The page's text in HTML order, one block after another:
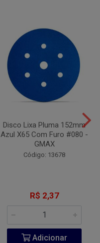
Disco Lixa Pluma 152mm
Azul X65 Com Furo #080 -
GMAX
Código: 13678
R$ 2,37
Adicionar